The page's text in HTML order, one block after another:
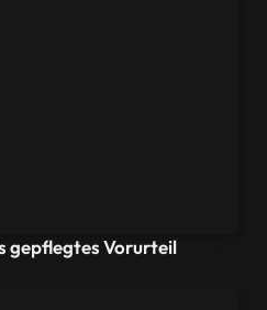
gepflegtes Vorurteil